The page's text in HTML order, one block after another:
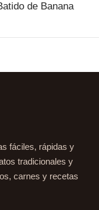
de Banana
fáciles, rápidas y
tradicionales y
carnes y recetas